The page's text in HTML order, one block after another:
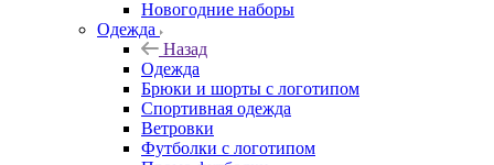
Новогодние наборы
Одежда
Назад
Одежда
Брюки и шорты с логотипом
Спортивная одежда
Ветровки
Футболки с логотипом